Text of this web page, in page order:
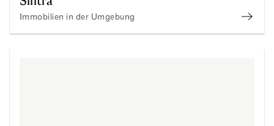
Immobilien in der Umgebung